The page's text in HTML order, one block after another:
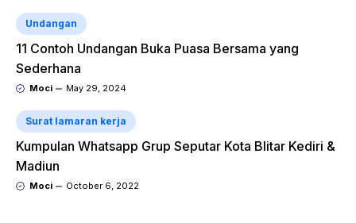
Undangan
11 Contoh Undangan Buka Puasa Bersama yang
Sederhana
Moci May 29, 2024
Surat lamaran kerja
Kumpulan Whatsapp Grup Seputar Kota Blitar Kediri &
Madiun
Moci October 6, 2022